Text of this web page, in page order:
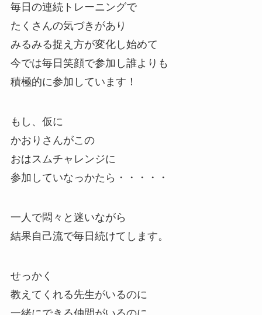
毎日の連続トレーニングで
たくさんの気づきがあり
みるみる捉え方が変化し始めて
今では毎日笑顔で参加し誰よりも
積極的に参加しています！
もし、仮に
かおりさんがこの
おはスムチャレンジに
参加していなっかたら・・・・・
一人で悶々と迷いながら
結果自己流で毎日続けてします。
せっかく
教えてくれる先生がいるのに